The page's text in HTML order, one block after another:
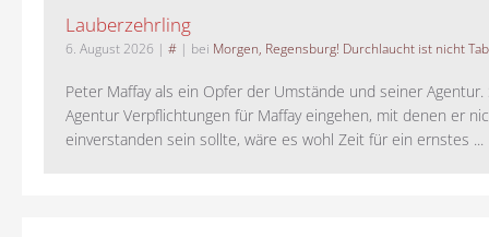
Lauberzehrling
6. August 2026 | # | bei Morgen, Regensburg! Durchlaucht ist nicht
Peter Maffay als ein Opfer der Umstände und seiner Agentur.
Agentur Verpflichtungen für Maffay eingehen, mit denen er
einverstanden sein sollte, wäre es wohl Zeit für ein ernstes ...